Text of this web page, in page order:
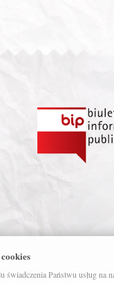
Państwu usług na